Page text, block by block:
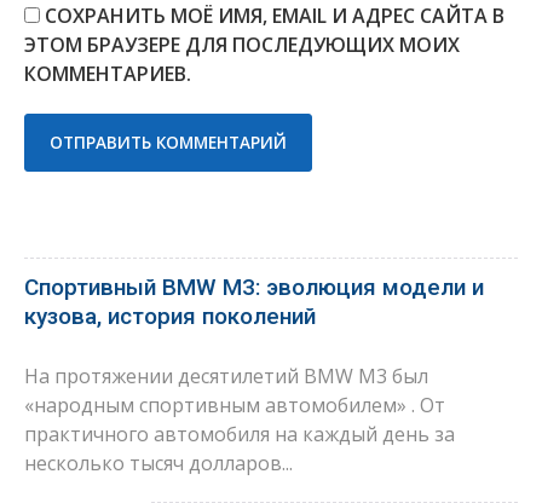
СОХРАНИТЬ МОЁ ИМЯ, EMAIL И АДРЕС САЙТА В
ЭТОМ БРАУЗЕРЕ ДЛЯ ПОСЛЕДУЮЩИХ МОИХ
КОММЕНТАРИЕВ.
Спортивный BMW M3: эволюция модели и
кузова, история поколений
На протяжении десятилетий BMW M3 был
«народным спортивным автомобилем» . От
практичного автомобиля на каждый день за
несколько тысяч долларов...